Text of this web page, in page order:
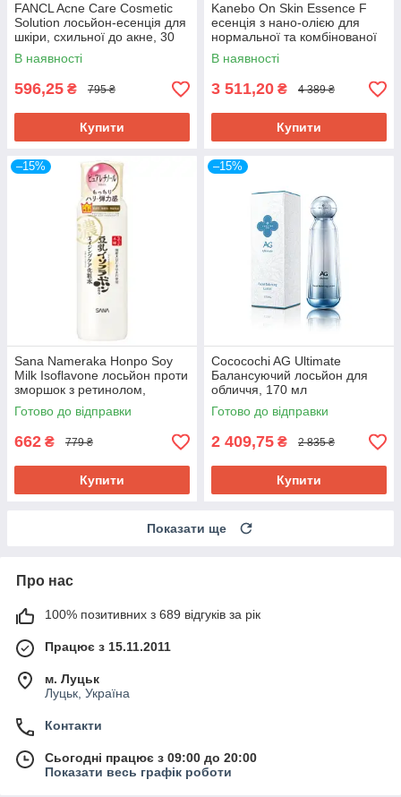
FANCL Acne Care Cosmetic
Solution лосьйон-есенція для
шкіри, схильної до акне, 30
мл. До 11/2026
В наявності
596,25 ₴ 795 ₴
Купити
Kanebo On Skin Essence F
есенція з нано-олією для
нормальної та комбінованої
шкіри,125 мл
В наявності
3 511,20 ₴ 4 389 ₴
Купити
–15%
Sana Nameraka Honpo Soy
Milk Isoflavone лосьйон проти
зморшок з ретинолом,
соєвим молоком,
керамідами, 200 мл
Готово до відправки
662 ₴ 779 ₴
Купити
–15%
Cococochi AG Ultimate
Балансуючий лосьйон для
обличчя, 170 мл
Готово до відправки
2 409,75 ₴ 2 835 ₴
Купити
Показати ще
Про нас
100% позитивних з 689 відгуків за рік
Працює з 15.11.2011
м. Луцьк
Луцьк, Україна
Контакти
Сьогодні працює з 09:00 до 20:00
Показати весь графік роботи